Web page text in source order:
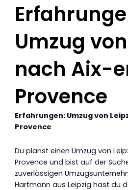
Umzug
nach Aix-
Provence
Erfahrungen: Umzug von
Provence
Du planst einen Umzug von
Provence und bist auf der
zuverlässigen
Hartmann aus Leipzig hast du